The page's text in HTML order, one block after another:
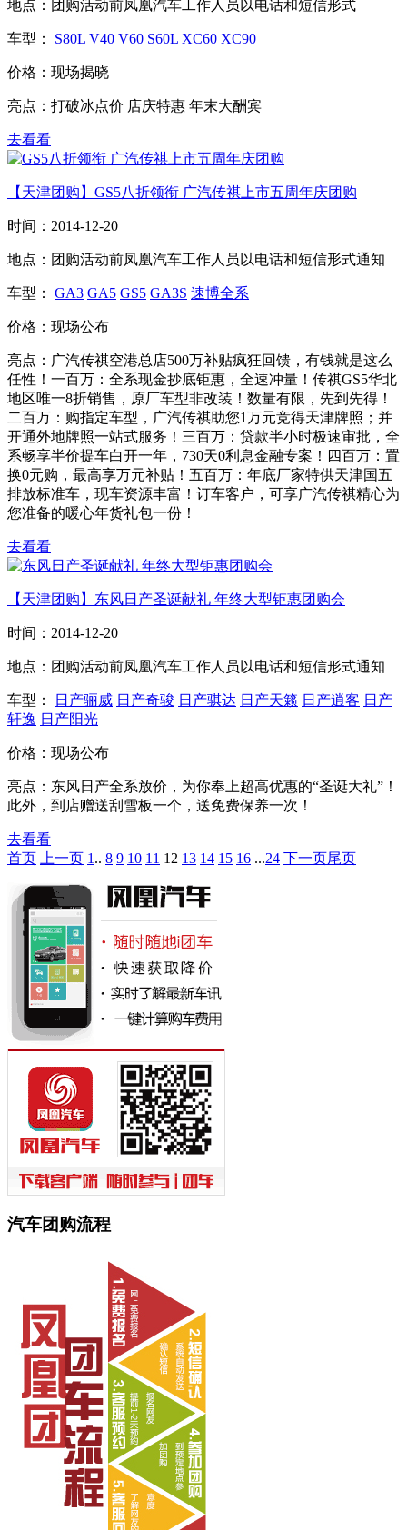
地点： 团购活动前凤凰汽车工作人员以电话和短信形式
车型： S80L V40 V60 S60L XC60 XC90
价格： 现场揭晓
亮点： 打破冰点价 店庆特惠 年末大酬宾
去看看
【天津团购】GS5八折领衔 广汽传祺上市五周年庆团购
时间： 2014-12-20
地点： 团购活动前凤凰汽车工作人员以电话和短信形式通知
车型： GA3 GA5 GS5 GA3S 速博全系
价格： 现场公布
亮点： 广汽传祺空港总店500万补贴疯狂回馈，有钱就是这么
任性！一百万：全系现金抄底钜惠，全速冲量！传祺GS5华北
地区唯一8折销售，原厂车型非改装！数量有限，先到先得！
二百万：购指定车型，广汽传祺助您1万元竞得天津牌照；并
开通外地牌照一站式服务！三百万：贷款半小时极速审批，全
系畅享半价提车白开一年，730天0利息金融专案！四百万：置
换0元购，最高享万元补贴！五百万：年底厂家特供天津国五
排放标准车，现车资源丰富！订车客户，可享广汽传祺精心为
您准备的暖心年货礼包一份！
去看看
【天津团购】东风日产圣诞献礼 年终大型钜惠团购会
时间： 2014-12-20
地点： 团购活动前凤凰汽车工作人员以电话和短信形式通知
车型： 日产骊威 日产奇骏 日产骐达 日产天籁 日产逍客 日产
轩逸 日产阳光
价格： 现场公布
亮点： 东风日产全系放价，为你奉上超高优惠的“圣诞大礼”！
此外，到店赠送刮雪板一个，送免费保养一次！
去看看
首页
上一页 1 .. 8 9 10 11 12 13 14 15 16 ...24 下一页尾页
汽车团购流程